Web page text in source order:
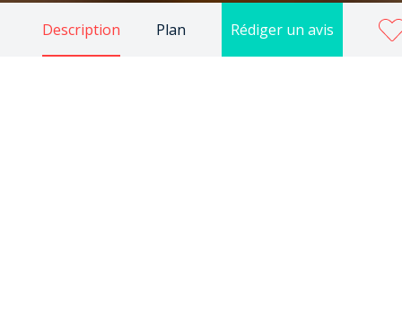
Description Plan Rédiger un avis